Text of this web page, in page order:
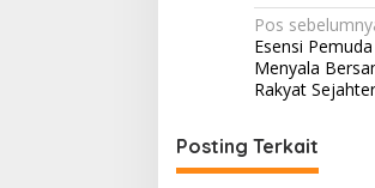
N
a
v
i
g
Pos
Esensi
Menyala
Rakyat
Posting Terkait